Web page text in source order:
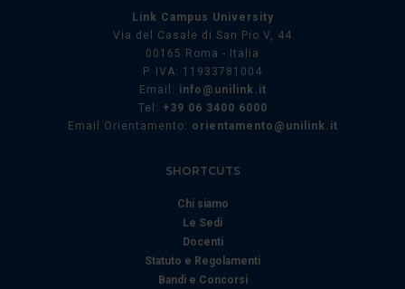
pubblicità e social media, i quali potrebbero combinarle
con altre informazioni che ha fornito loro o che hanno
raccolto dal suo utilizzo dei loro servizi.
Link Campus University
Via del Casale di San Pio V, 44
00165 Roma - Italia
P. IVA: 11933781004
Email: info@unilink.it
Tel: +39 06 3400 6000
Email Orientamento: orientamento@unilink.it
SHORTCUTS
Chi siamo
Le Sedi
Docenti
Statuto e Regolamenti
Bandi e Concorsi